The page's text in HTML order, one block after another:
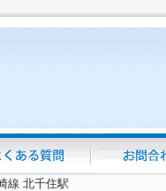
線 北千住駅